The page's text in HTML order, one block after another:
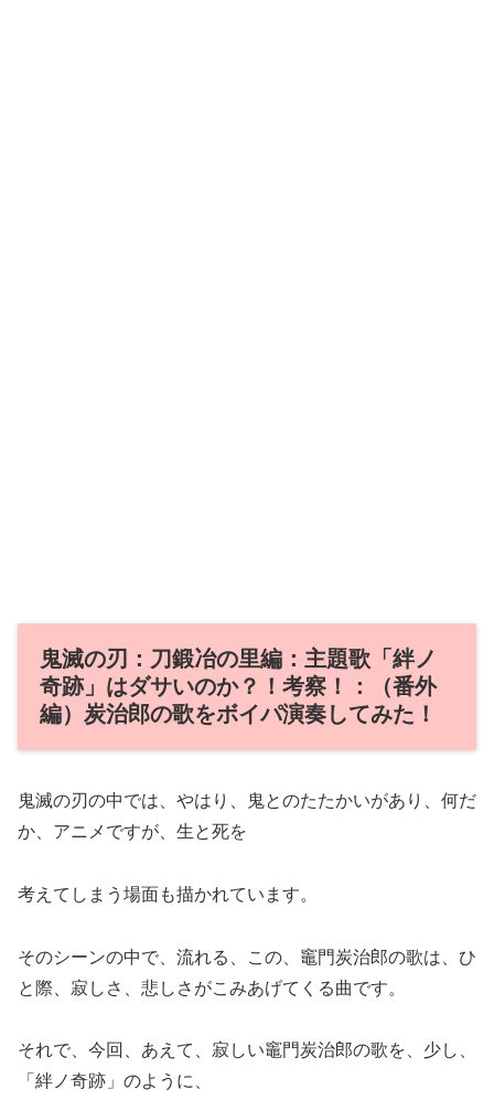
鬼滅の刃：刀鍛冶の里編：主題歌「絆ノ
奇跡」はダサいのか？！考察！：（番外
編）炭治郎の歌をボイパ演奏してみた！
鬼滅の刃の中では、やはり、鬼とのたたかいがあり、何だ
か、アニメですが、生と死を
考えてしまう場面も描かれています。
そのシーンの中で、流れる、この、竈門炭治郎の歌は、ひ
と際、寂しさ、悲しさがこみあげてくる曲です。
それで、今回、あえて、寂しい竈門炭治郎の歌を、少し、
「絆ノ奇跡」のように、